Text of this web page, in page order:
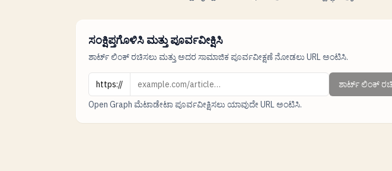
ಸಂಕ್ಷಿಪ್ತಗೊಳಿಸಿ ಮತ್ತು ಪೂರ್ವವೀಕ್ಷಿಸಿ
ಶಾರ್ಟ್ ಲಿಂಕ್ ರಚಿಸಲು ಮತ್ತು ಅದರ ಸಾಮಾಜಿಕ ಪೂರ್ವವೀಕ್ಷಣೆ ನೋಡಲು URL ಅಂಟಿಸಿ.
URL
https://
ಶಾರ್ಟ್ ಲಿಂಕ್
Open Graph ಮೆಟಾಡೇಟಾ ಪೂರ್ವವೀಕ್ಷಿಸಲು ಯಾವುದೇ URL ಅಂಟಿಸಿ.